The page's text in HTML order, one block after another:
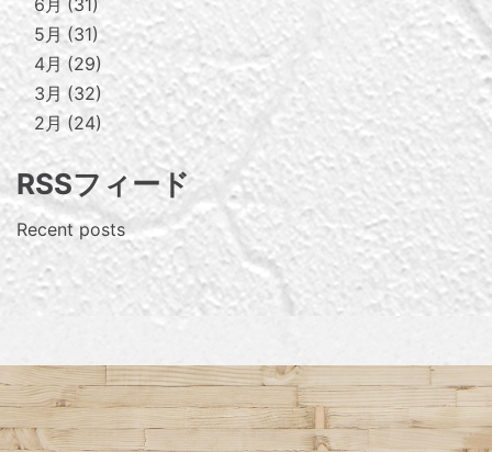
5月 31
4月
29
3月
32
2月
24
RSSフィード
Recent posts